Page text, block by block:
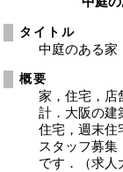
タイトル
中庭のある家
概要
家，住宅，店
計．大阪の建
住宅，週末住
スタッフ募集
です．（求人